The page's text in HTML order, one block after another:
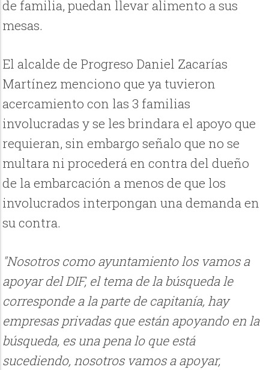
de familia, puedan llevar alimento a sus
mesas.
El alcalde de Progreso Daniel Zacarías
Martínez menciono que ya tuvieron
acercamiento con las 3 familias
involucradas y se les brindara el apoyo que
requieran, sin embargo señalo que no se
multara ni procederá en contra del dueño
de la embarcación a menos de que los
involucrados interpongan una demanda en
su contra.
"Nosotros como ayuntamiento los vamos a
apoyar del DIF, el tema de la búsqueda le
corresponde a la parte de capitanía, hay
empresas privadas que están apoyando en la
búsqueda, es una pena lo que está
sucediendo, nosotros vamos a apoyar,